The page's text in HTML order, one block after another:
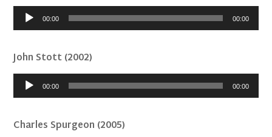
Audió
lejátszó00:00 00:00
John Stott (2002)
Audió
lejátszó00:00 00:00
Charles Spurgeon (2005)